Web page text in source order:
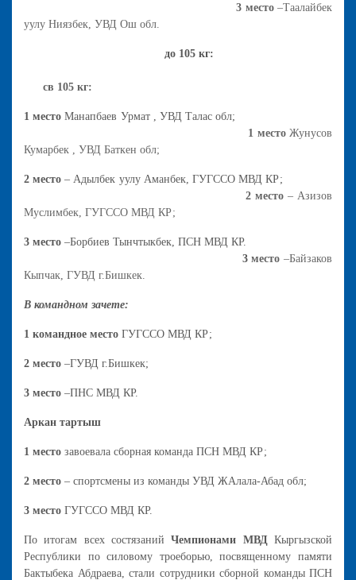
3 место–Таалайбек
уулу Ниязбек, УВД Ош обл.
до 105 кг:
св 105 кг:
1 место Манапбаев Урмат , УВД Талас обл;
1 местоЖунусов
Кумарбек , УВД Баткен обл;
2 место – Адылбек уулу Аманбек, ГУГССО МВД КР;
2 место– Азизов
Муслимбек, ГУГССО МВД КР;
3 место –Борбиев Тынчтыкбек, ПСН МВД КР.
3место –Байзаков
Кыпчак, ГУВД г.Бишкек.
В командном зачете:
1 командное место ГУГССО МВД КР;
2 место –ГУВД г.Бишкек;
3 место –ПНС МВД КР.
Аркан тартыш
1 место завоевала сборная команда ПСН МВД КР;
2 место – спортсмены из команды УВД ЖАлала-Абад обл;
3 место ГУГССО МВД КР.
По итогам всех состязанийЧемпионами МВД Кыргызской
Республики по силовому троеборью, посвященному памяти
Бактыбека Абдраева, стали сотрудники сборной команды ПСН